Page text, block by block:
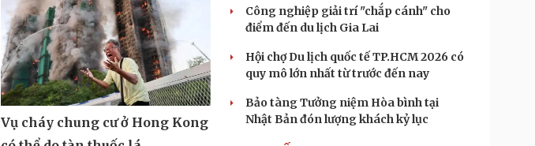
Vụ cháy chung cư ở Hong Kong
Công nghiệp giải trí "chắp cánh" cho
điểm đến du lịch Gia Lai
Hội chợ Du lịch quốc tế TP.HCM 2026 có
quy mô lớn nhất từ trước đến nay
Bảo tàng Tưởng niệm Hòa bình tại
Nhật Bản đón lượng khách kỷ lục